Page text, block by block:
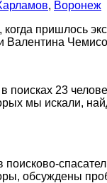
, Воронеж
пришлось
Валентина
поисках 23
мы искали,
обсуждены